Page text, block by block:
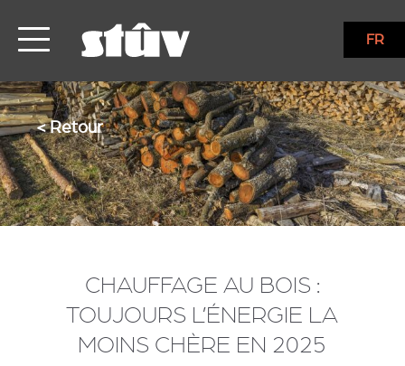
FR
< Retour
CHAUFFAGE AU BOIS :
TOUJOURS L’ÉNERGIE LA
MOINS CHÈRE EN 2025